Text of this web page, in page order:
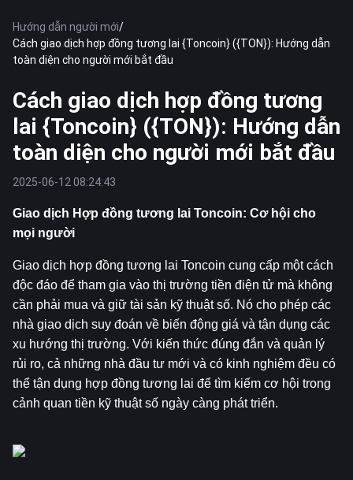
Hướng dẫn người mới/
Cách giao dịch hợp đồng tương lai {Toncoin} ({TON}): Hướng dẫn
toàn diện cho người mới bắt đầu
Cách giao dịch hợp đồng tương
lai {Toncoin} ({TON}): Hướng dẫn
toàn diện cho người mới bắt đầu
2025-06-12 08:24:43
Giao dịch Hợp đồng tương lai Toncoin: Cơ hội cho
mọi người
Giao dịch hợp đồng tương lai Toncoin cung cấp một cách
độc đáo để tham gia vào thị trường tiền điện tử mà không
cần phải mua và giữ tài sản kỹ thuật số. Nó cho phép các
nhà giao dịch suy đoán về biến động giá và tận dụng các
xu hướng thị trường. Với kiến thức đúng đắn và quản lý
rủi ro, cả những nhà đầu tư mới và có kinh nghiệm đều có
thể tận dụng hợp đồng tương lai để tìm kiếm cơ hội trong
cảnh quan tiền kỹ thuật số ngày càng phát triển.